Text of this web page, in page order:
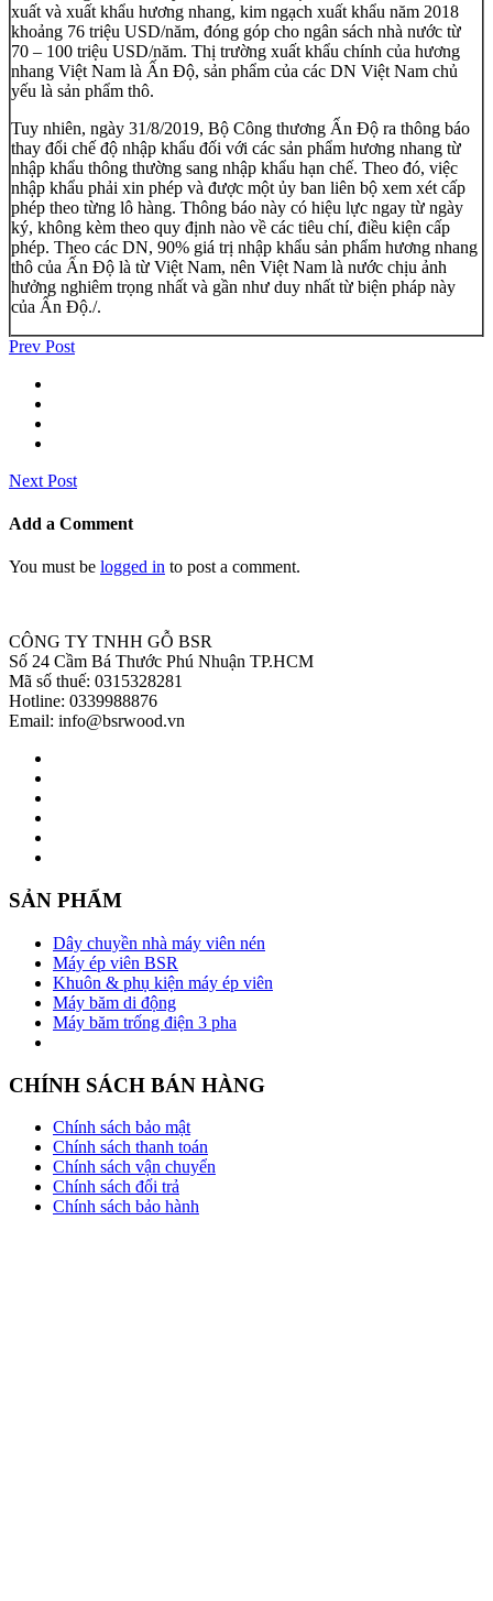
xuất và xuất khẩu hương nhang, kim ngạch xuất khẩu năm 2018
khoảng 76 triệu USD/năm, đóng góp cho ngân sách nhà nước từ
70 – 100 triệu USD/năm. Thị trường xuất khẩu chính của hương
nhang Việt Nam là Ấn Độ, sản phẩm của các DN Việt Nam chủ
yếu là sản phẩm thô.
Tuy nhiên, ngày 31/8/2019, Bộ Công thương Ấn Độ ra thông báo
thay đổi chế độ nhập khẩu đối với các sản phẩm hương nhang từ
nhập khẩu thông thường sang nhập khẩu hạn chế. Theo đó, việc
nhập khẩu phải xin phép và được một ủy ban liên bộ xem xét cấp
phép theo từng lô hàng. Thông báo này có hiệu lực ngay từ ngày
ký, không kèm theo quy định nào về các tiêu chí, điều kiện cấp
phép. Theo các DN, 90% giá trị nhập khẩu sản phẩm hương nhang
thô của Ấn Độ là từ Việt Nam, nên Việt Nam là nước chịu ảnh
hưởng nghiêm trọng nhất và gần như duy nhất từ biện pháp này
của Ấn Độ./.
Prev Post
Next Post
Add a Comment
You must be logged in to post a comment.
CÔNG TY TNHH GỖ BSR
Số 24 Cầm Bá Thước Phú Nhuận TP.HCM
Mã số thuế: 0315328281
Hotline: 0339988876
Email: info@bsrwood.vn
SẢN PHẨM
Dây chuyền nhà máy viên nén
Máy ép viên BSR
Khuôn & phụ kiện máy ép viên
Máy băm di động
Máy băm trống điện 3 pha
CHÍNH SÁCH BÁN HÀNG
Chính sách bảo mật
Chính sách thanh toán
Chính sách vận chuyển
Chính sách đổi trả
Chính sách bảo hành